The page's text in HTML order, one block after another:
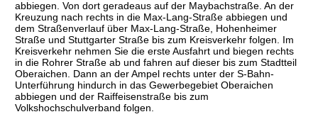
abbiegen. Von dort geradeaus auf der Maybachstraße. An der
Kreuzung nach rechts in die Max-Lang-Straße abbiegen und
dem Straßenverlauf über Max-Lang-Straße, Hohenheimer
Straße und Stuttgarter Straße bis zum Kreisverkehr folgen. Im
Kreisverkehr nehmen Sie die erste Ausfahrt und biegen rechts
in die Rohrer Straße ab und fahren auf dieser bis zum Stadtteil
Oberaichen. Dann an der Ampel rechts unter der S-Bahn-
Unterführung hindurch in das Gewerbegebiet Oberaichen
abbiegen und der Raiffeisenstraße bis zum
Volkshochschulverband folgen.